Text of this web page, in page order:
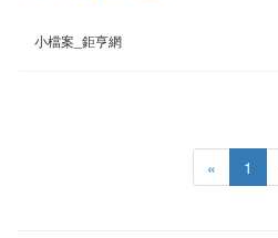
小檔案_鉅亨網
« 1